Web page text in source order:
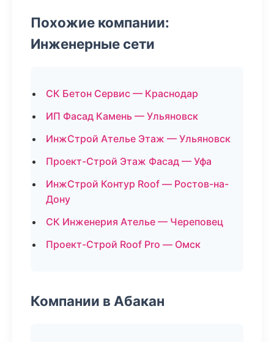
Похожие компании:
Инженерные сети
СК Бетон Сервис — Краснодар
ИП Фасад Камень — Ульяновск
ИнжСтрой Ателье Этаж — Ульяновск
Проект-Строй Этаж Фасад — Уфа
ИнжСтрой Контур Roof — Ростов-на-
Дону
СК Инженерия Ателье — Череповец
Проект-Строй Roof Pro — Омск
Компании в Абакан